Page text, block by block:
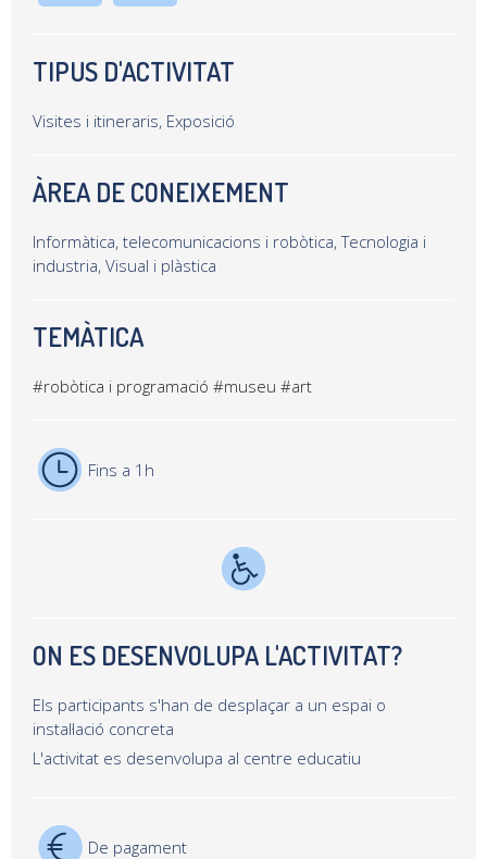
TIPUS D'ACTIVITAT
Visites i itineraris, Exposició
ÀREA DE CONEIXEMENT
Informàtica, telecomunicacions i robòtica, Tecnologia i
industria, Visual i plàstica
TEMÀTICA
#robòtica i programació #museu #art
Fins a 1h
ON ES DESENVOLUPA L'ACTIVITAT?
Els participants s'han de desplaçar a un espai o
instal·lació concreta
L'activitat es desenvolupa al centre educatiu
De pagament